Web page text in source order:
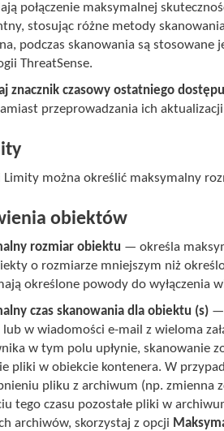
połączenie maksymalnej
stosując różne metody
podczas skanowania są
ThreatSense.
znacznik czasowy ostatniego dostępu
przeprowadzania ich
Limity można określić maksymalny
obiektów
rozmiar obiektu — określa
o rozmiarze mniejszym niż
określone powody do wyłączenia
czas skanowania dla obiektu (s) —
lub w wiadomości e-mail z wieloma
w tym polu upłynie, skanowanie
pliki w obiekcie kontenera. W
pliku z archiwum (np. zmienna
tego czasu pozostałe pliki w
archiwów, skorzystaj z opcji